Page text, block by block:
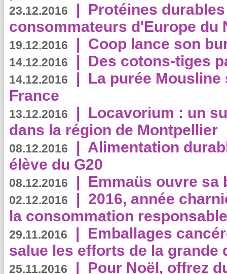
23.12.2016 | Protéines
consommateurs d'Europe du
19.12.2016 | Coop lance son
14.12.2016 | Des cotons-tiges
14.12.2016 | La purée
France
13.12.2016 | Locavorium : un
dans la région de Montpellier
08.12.2016 | Alimentation
élève du G20
08.12.2016 | Emmaüs ouvre sa
02.12.2016 | 2016, année
la consommation
29.11.2016 | Emballages
salue les efforts de la grande
25.11.2016 | Pour Noël, offrez